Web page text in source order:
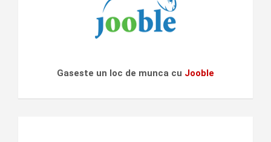
Gaseste un loc de munca cu Jooble